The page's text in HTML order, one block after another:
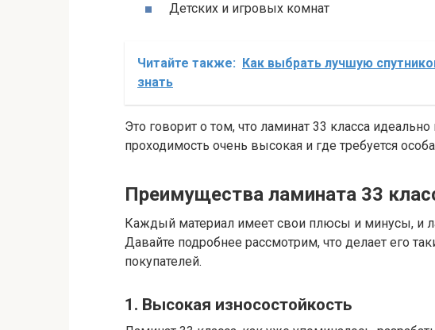
Детских и игровых комнат
Читайте также: Как выбрать лучшую
знать
Это говорит о том, что ламинат 33 класса
проходимость очень высокая и где требуется
Преимущества ламината 33
Каждый материал имеет свои плюсы и минусы, и
Давайте подробнее рассмотрим, что делает его
покупателей.
1. Высокая износостойкость